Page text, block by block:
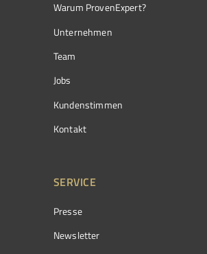
Warum ProvenExpert?
Unternehmen
Team
Jobs
Kundenstimmen
Kontakt
SERVICE
Presse
Newsletter